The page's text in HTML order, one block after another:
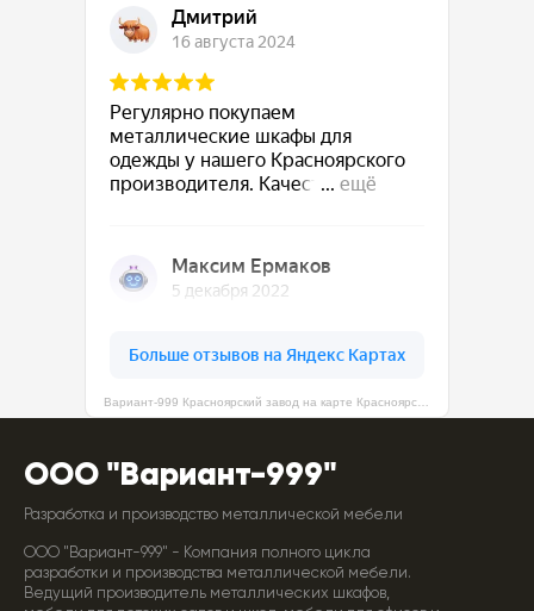
ООО "Вариант-999"
Разработка и производство металлической мебели
ООО "Вариант-999" - Компания полного цикла
разработки и производства металлической мебели.
Ведущий производитель металлических шкафов,